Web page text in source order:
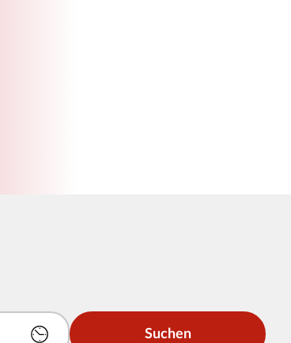
Suchen